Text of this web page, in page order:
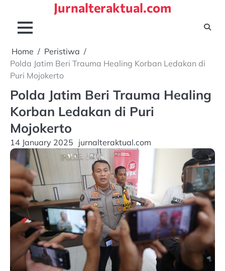
content
Jurnalteraktual.com
Home
Peristiwa
Polda Jatim Beri Trauma Healing Korban Ledakan di
Puri Mojokerto
Polda Jatim Beri Trauma Healing
Korban Ledakan di Puri
Mojokerto
14 January 2025 jurnalteraktual.com